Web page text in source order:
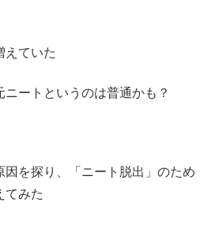
えていた
ートというのは普通かも？
を探り、「ニート脱出」のため
てみた